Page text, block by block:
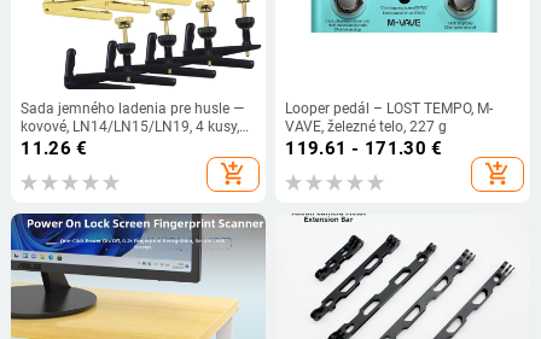
Sada jemného ladenia pre husle —
kovové, LN14/LN15/LN19, 4 kusy,
pre západné strunové nástroje
11.26 €
add_shopping_cart
Looper pedál – LOST TEMPO, M-
VAVE, železné telo, 227 g
119.61 - 171.30 €
add_shopping_cart